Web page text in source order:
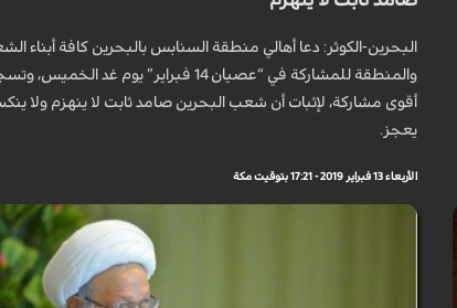
البحرين-الكوثر: دعا أهالي منطقة السنابس بالبحرين كافة أبناء
والمنطقة للمشاركة في “عصيان 14 فبراير” يوم غد الخميس،
أقوى مشاركة، لإثبات أن شعب البحرين صامد ثابت لا ينهزم ولا
يعجز.
الأربعاء 13 فبراير 2019 - 17:21 بتوقيت مكة